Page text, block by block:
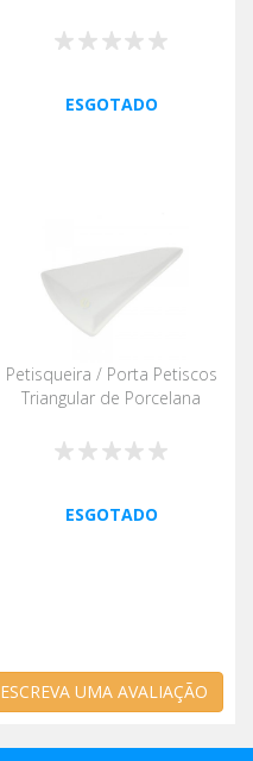
ESGOTADO
Petisqueira / Porta Petiscos
Triangular de Porcelana
ESGOTADO
ESCREVA UMA AVALIAÇÃO